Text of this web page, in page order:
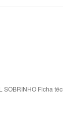
Ficha